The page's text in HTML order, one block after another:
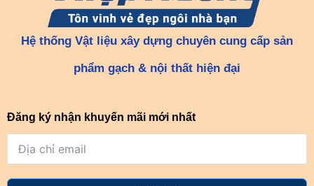
Hệ thống Vật liệu xây dựng chuyên cung cấp sản
phẩm gạch & nội thất hiện đại
Đăng ký nhận khuyến mãi mới nhất